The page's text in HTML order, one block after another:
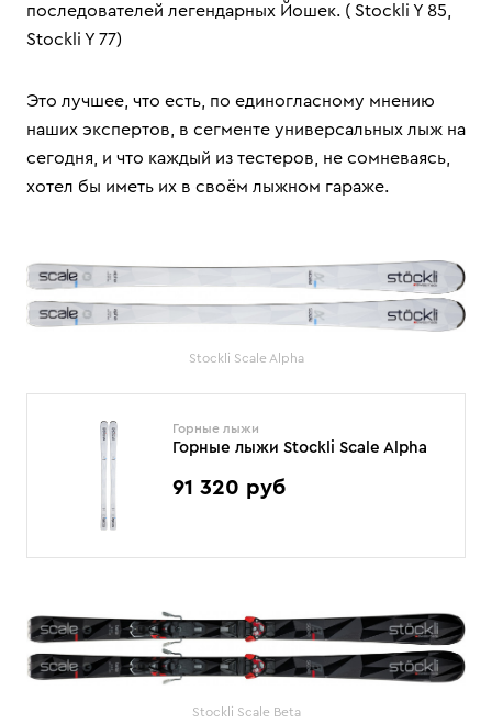
последователей легендарных Йошек. ( Stockli Y 85,
Stockli Y 77)
Это лучшее, что есть, по единогласному мнению
наших экспертов, в сегменте универсальных лыж на
сегодня, и что каждый из тестеров, не сомневаясь,
хотел бы иметь их в своём лыжном гараже.
Stockli Scale Alpha
Горные лыжи
Горные лыжи Stockli Scale Alpha
91 320 руб
Stockli Scale Beta